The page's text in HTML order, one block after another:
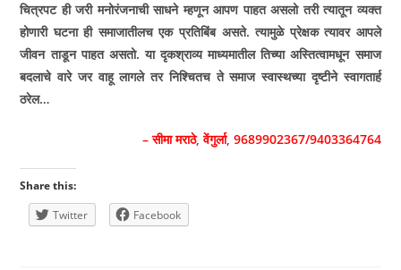
चित्रपट ही जरी मनोरंजनाची साधने म्हणून आपण पाहत असलो तरी त्यातून व्यक्त
होणारी घटना ही समाजातीलच एक प्रतिबिंब असते. त्यामुळे प्रेक्षक त्यावर आपले
जीवन ताडून पाहत असतो. या दृकश्राव्य माध्यमातील तिच्या अस्तित्वामधून समाज
बदलाचे वारे जर वाहू लागले तर निश्‍चितच ते समाज स्वास्थच्या दृष्टीने स्वागतार्ह
ठरेल…
– सीमा मराठे, वेंगुर्ला, 9689902367/9403364764
Share this:
Twitter
Facebook